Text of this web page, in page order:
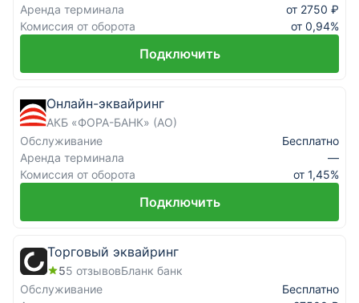
Аренда терминала
от 2750 ₽
Комиссия от оборота
от 0,94%
Подключить
Онлайн-эквайринг
АКБ «ФОРА-БАНК» (АО)
Обслуживание
Бесплатно
Аренда терминала
—
Комиссия от оборота
от 1,45%
Подключить
Торговый эквайринг
55 отзывовБланк банк
Обслуживание
Бесплатно